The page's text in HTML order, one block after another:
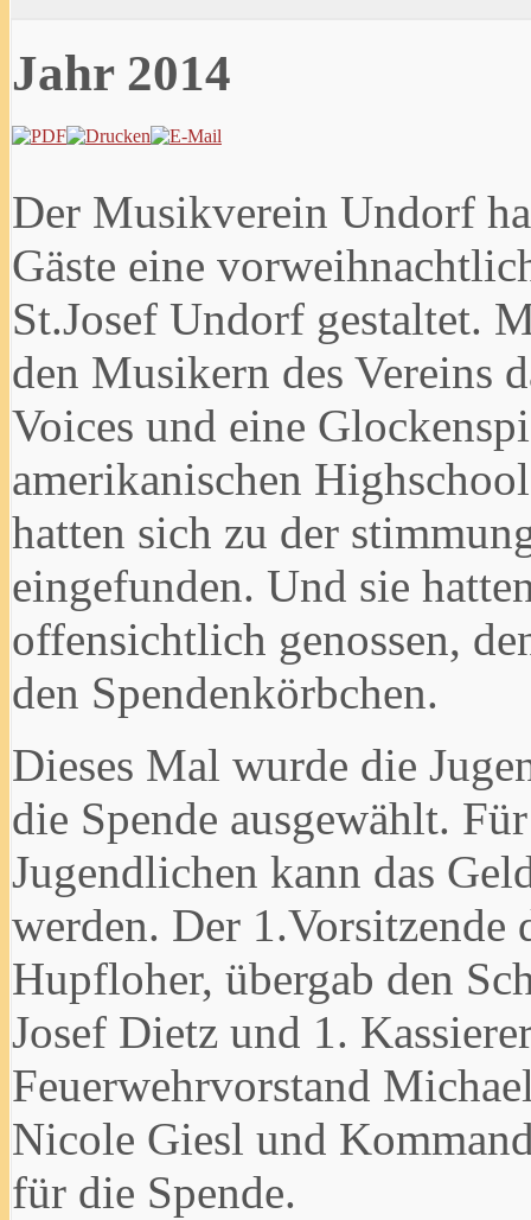
Jahr 2014
Der Musikverein Undorf
Gäste eine
St.Josef Undorf gestaltet.
den Musikern des Vereins
Voices und eine
amerikanischen
hatten sich zu der
eingefunden. Und sie
offensichtlich genossen,
den Spendenkörbchen.
Dieses Mal wurde die
die Spende ausgewählt.
Jugendlichen kann das
werden. Der 1.Vorsitzende
Hupfloher, übergab den
Josef Dietz und 1.
Feuerwehrvorstand
Nicole Giesl und
für die Spende.